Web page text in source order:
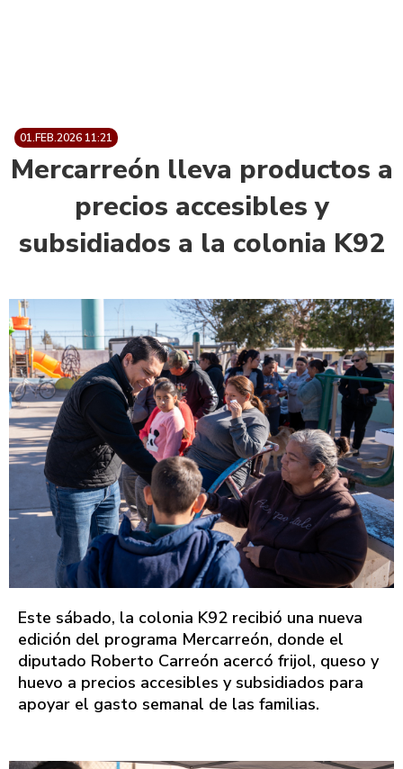
01.FEB.2026 11:21
Mercarreón lleva productos a
precios accesibles y
subsidiados a la colonia K92
Este sábado, la colonia K92 recibió una nueva
edición del programa Mercarreón, donde el
diputado Roberto Carreón acercó frijol, queso y
huevo a precios accesibles y subsidiados para
apoyar el gasto semanal de las familias.